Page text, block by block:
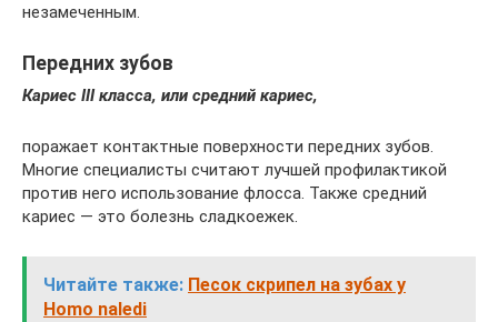
незамеченным.
Передних зубов
Кариес III класса, или средний кариес,
поражает контактные поверхности передних зубов.
Многие специалисты считают лучшей профилактикой
против него использование флосса. Также средний
кариес — это болезнь сладкоежек.
Читайте также: Песок скрипел на зубах у
Homo naledi